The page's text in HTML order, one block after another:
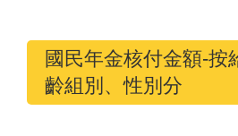
國民年金核付金額-按
齡組別、性別分